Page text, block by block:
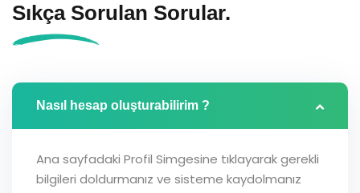
Sıkça Sorulan Sorular.
Nasıl hesap oluşturabilirim ?
Ana sayfadaki Profil Simgesine tıklayarak gerekli
bilgileri doldurmanız ve sisteme kaydolmanız